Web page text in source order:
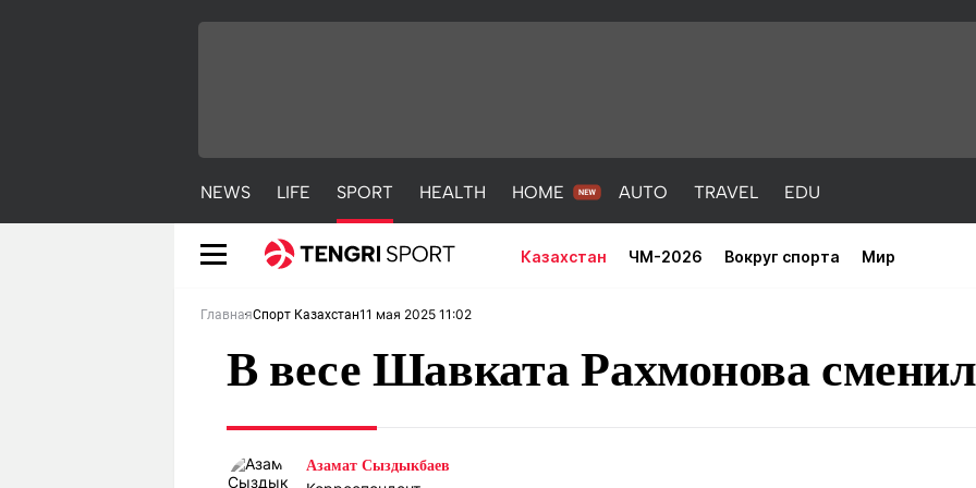
NEWS LIFE SPORT HEALTH HOME AUTO TRAVEL EDU
Казахстан ЧМ-2026 Вокруг спорта Мир
Новости
ГлавнаяСпорт Казахстан11 мая 2025 11:02
В весе Шавката Рахмонова
Азамат Сыздыкбаев